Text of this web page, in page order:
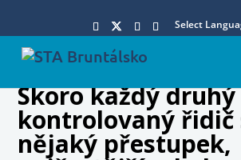
Select
Skoro každý druhý
kontrolovaný řidič
nějaký přestupek,